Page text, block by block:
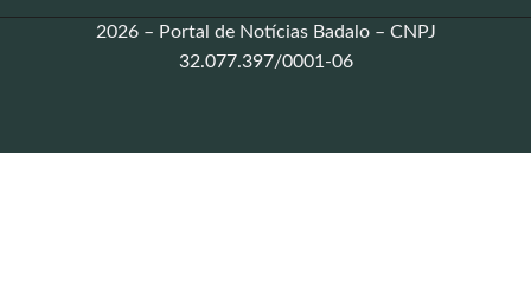
2026 – Portal de Notícias Badalo – CNPJ
32.077.397/0001-06